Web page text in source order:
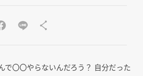
で〇〇やらないんだろう？ 自分だった